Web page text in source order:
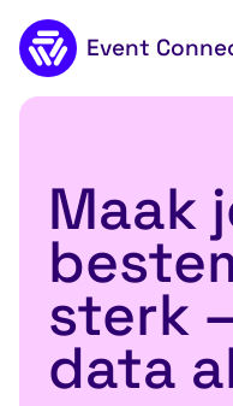
Naar de inhoud
Event
Maak
sterk
data